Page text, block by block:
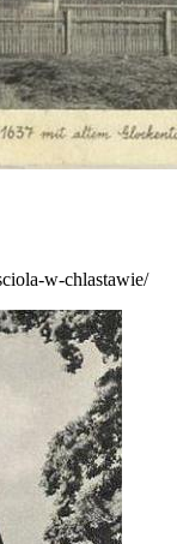
w-chlastawie/